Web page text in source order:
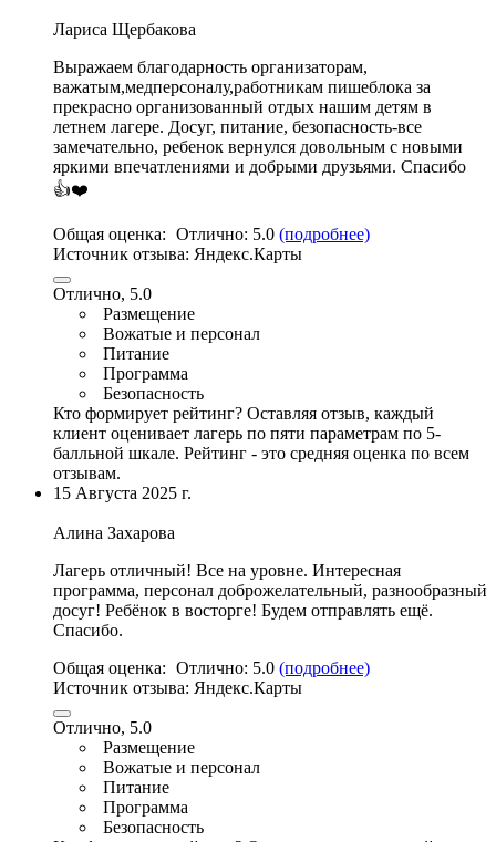
Лариса Щербакова
Выражаем благодарность организаторам,
важатым,медперсоналу,работникам пишеблока за
прекрасно организованный отдых нашим детям в
летнем лагере. Досуг, питание, безопасность-все
замечательно, ребенок вернулся довольным с новыми
яркими впечатлениями и добрыми друзьями. Спасибо
👍❤️
Общая оценка: Отлично: 5.0 (подробнее)
Источник отзыва: Яндекс.Карты
Отлично, 5.0
Размещение
Вожатые и персонал
Питание
Программа
Безопасность
Кто формирует рейтинг? Оставляя отзыв, каждый
клиент оценивает лагерь по пяти параметрам по 5-
балльной шкале. Рейтинг - это средняя оценка по всем
отзывам.
15 Августа 2025 г.
Алина Захарова
Лагерь отличный! Все на уровне. Интересная
программа, персонал доброжелательный, разнообразный
досуг! Ребёнок в восторге! Будем отправлять ещё.
Спасибо.
Общая оценка: Отлично: 5.0 (подробнее)
Источник отзыва: Яндекс.Карты
Отлично, 5.0
Размещение
Вожатые и персонал
Питание
Программа
Безопасность